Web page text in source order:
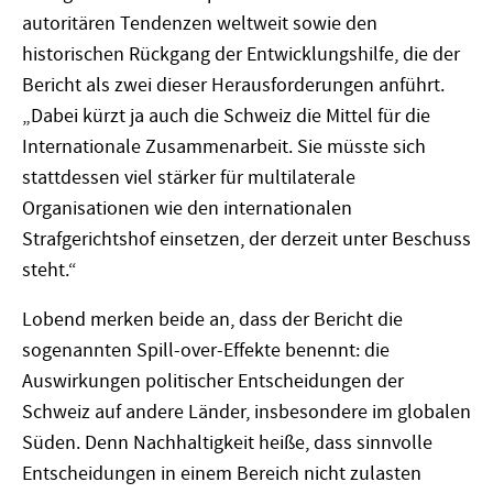
autoritären Tendenzen weltweit sowie den
historischen Rückgang der Entwicklungshilfe, die der
Bericht als zwei dieser Herausforderungen anführt.
„Dabei kürzt ja auch die Schweiz die Mittel für die
Internationale Zusammenarbeit. Sie müsste sich
stattdessen viel stärker für multilaterale
Organisationen wie den internationalen
Strafgerichtshof einsetzen, der derzeit unter Beschuss
steht.“
Lobend merken beide an, dass der Bericht die
sogenannten Spill-over-Effekte benennt: die
Auswirkungen politischer Entscheidungen der
Schweiz auf andere Länder, insbesondere im globalen
Süden. Denn Nachhaltigkeit heiße, dass sinnvolle
Entscheidungen in einem Bereich nicht zulasten